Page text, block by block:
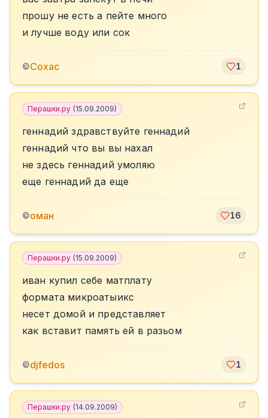
прошу не есть а пейте много
и лучше воду или сок
©Сохас 1
Перашки.ру (15.09.2009)
геннадий здравствуйте геннадий
геннадий что вы вы нахал
не здесь геннадий умоляю
еще геннадий да еще
©оман 16
Перашки.ру (15.09.2009)
иван купил себе матплату
формата микроатыикс
несет домой и представляет
как вставит память ей в разьом
©djfedos 1
Перашки.ру (14.09.2009)